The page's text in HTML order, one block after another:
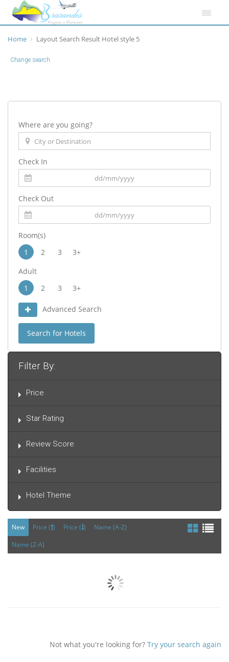
Home Layout Search Result Hotel style 5
Change search
Where are you going?
Check In
Check Out
Room(s)
1
2 3
3+
Adult
1
2 3 3+
Advanced Search
Search for Hotels
Filter By:
Price
Star Rating
Review Score
Facilities
Hotel Theme
New Price ( ) Price ( )
Name (A-Z)
Name (Z-A)
Not what you're looking for? Try your search again